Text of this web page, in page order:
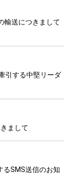
輸送につきまして
引する中堅リーダ
まして
るSMS送信のお知